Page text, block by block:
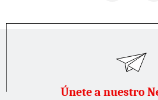
Únete a nuestro